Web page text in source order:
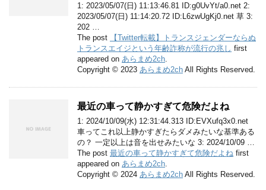
1: 2023/05/07(日) 11:13:46.81 ID:g0UvYt/a0.net 2:
2023/05/07(日) 11:14:20.72 ID:L6zwUgKj0.net 草 3:
202 …
The post
【Twitter転載】トランスジェンダーならぬ
トランスエイジという年齢詐称が流行の兆し first
appeared on あらまめ2ch
Copyright © 2023 あらまめ2ch All Rights Reserved.
最近の車って静かすぎて危険だよね
1: 2024/10/09(水) 12:31:44.313 ID:EVXufq3x0.net
車ってこれ以上静かすぎたらダメみたいな基準ある
の？ 一定以上は音を出せみたいな 3: 2024/10/09 …
The post 最近の車って静かすぎて危険だよね first
appeared on あらまめ2ch
Copyright © 2024 あらまめ2ch All Rights Reserved.